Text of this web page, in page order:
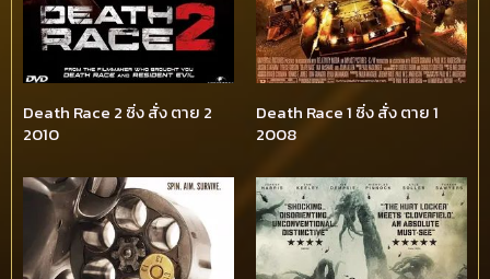
Death Race 2 ซิ่ง สั่ง ตาย 2
2010
Death Race 1 ซิ่ง สั่ง ตาย 1
2008